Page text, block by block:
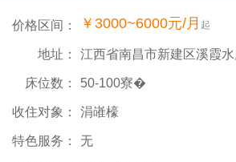
价格区间： ￥3000~6000元/月 起
地址： 江西省南昌市新建区溪霞
床位数： 50-100寮�
收住对象： 涓嶉檺
特色服务： 无